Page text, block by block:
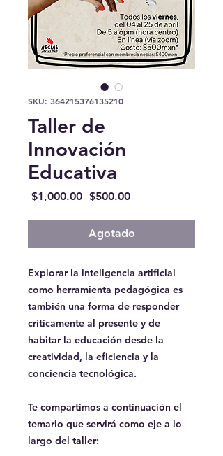
SKU: 364215376135210
Taller de
Innovación
Educativa
$1,000.00 Precio
$500.00Precio
oferta
Agotado
Explorar la inteligencia artificial
como herramienta pedagógica es
también una forma de responder
críticamente al presente y de
habitar la educación desde la
creatividad, la eficiencia y la
conciencia tecnológica.
Te compartimos a continuación el
temario que servirá como eje a lo
largo del taller: